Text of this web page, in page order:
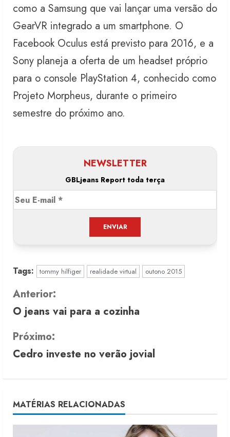
como a Samsung que vai lançar uma versão do
GearVR integrado a um smartphone. O
Facebook Oculus está previsto para 2016, e a
Sony planeja a oferta de um headset próprio
para o console PlayStation 4, conhecido como
Projeto Morpheus, durante o primeiro
semestre do próximo ano.
NEWSLETTER
GBLjeans Report toda terça
Tags: tommy hilfiger realidade virtual outono 2015
C
o
n
t
n
u
Anterior:
O jeans vai para a cozinha
Próximo:
Cedro investe no verão jovial
MATÉRIAS RELACIONADAS